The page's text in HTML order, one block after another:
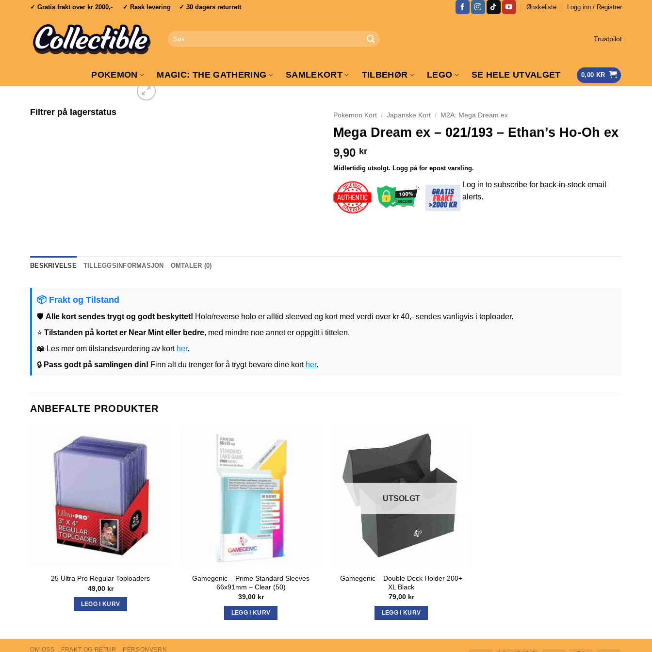
✓ Gratis frakt over kr 2000,- ✓ Rask levering ✓ 30 dagers returrett Ønskeliste Logg inn / Registrer
Søk
etter:
Trustpilot
POKEMON MAGIC: THE GATHERING SAMLEKORT TILBEHØR LEGO SE HELE UTVALGET 0,00 KR
Filtrer på lagerstatus Pokemon Kort / Japanske Kort / M2A: Mega Dream ex
Mega Dream ex – 021/193 – Ethan’s Ho-Oh ex
9,90 kr
Midlertidig utsolgt. Logg på for epost varsling.
Log in to subscribe for back-in-stock email
alerts.
BESKRIVELSE TILLEGGSINFORMASJON OMTALER (0)
📦 Frakt og Tilstand
🛡️ Alle kort sendes trygt og godt beskyttet! Holo/reverse holo er alltid sleeved og kort med verdi over kr 40,- sendes vanligvis i toploader.
⭐ Tilstanden på kortet er Near Mint eller bedre, med mindre noe annet er oppgitt i tittelen.
📖 Les mer om tilstandsvurdering av kort her.
🔒 Pass godt på samlingen din! Finn alt du trenger for å trygt bevare dine kort her.
ANBEFALTE PRODUKTER
25 Ultra Pro Regular Toploaders
49,00 kr
LEGG I KURV
Gamegenic – Prime Standard Sleeves
66x91mm – Clear (50)
39,00 kr
LEGG I KURV
UTSOLGT
Gamegenic – Double Deck Holder 200+
XL Black
79,00 kr
LEGG I KURV
OM OSS FRAKT OG RETUR PERSONVERN